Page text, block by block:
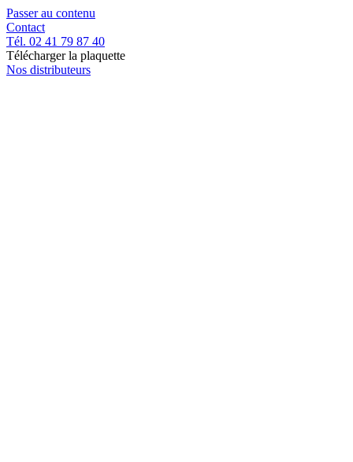
Passer au contenu
Contact
Tél. 02 41 79 87 40
Télécharger la plaquette
Nos distributeurs